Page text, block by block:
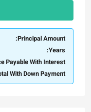
Years:
Payable With Interest:
With Down Payment: